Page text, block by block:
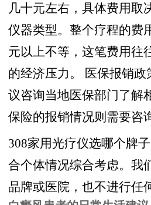
几十元左右，具体费用取
仪器类型。整个疗程的费
元以上不等，这笔费用往
的经济压力。 医保报销
议咨询当地医保部门了解
保险的报销情况则需要咨
308家用光疗仪选哪个牌
合个体情况综合考虑。我
品牌或医院，也不进行任